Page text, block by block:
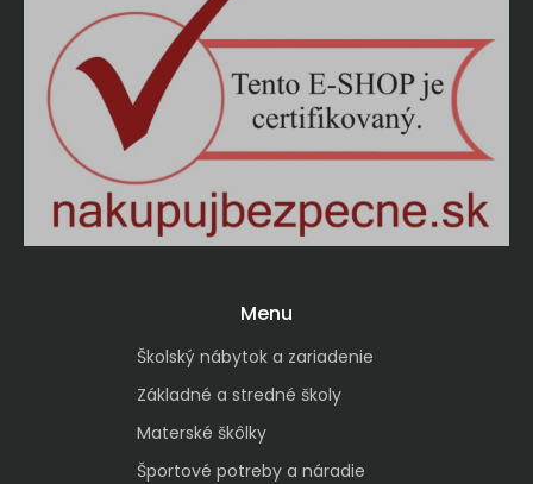
Menu
Školský nábytok a zariadenie
Základné a stredné školy
Materské škôlky
Športové potreby a náradie